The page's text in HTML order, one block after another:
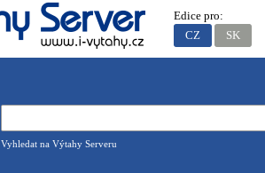
Vyhledat na Výtahy Serveru
Edice pro:
CZ
SK